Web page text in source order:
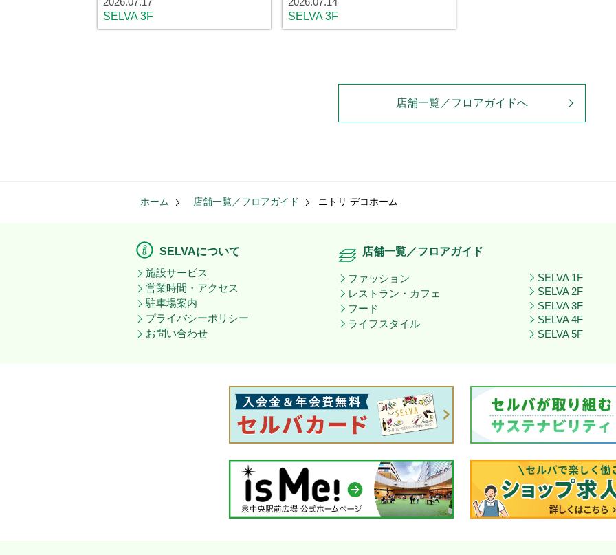
SELVA 3F SELVA 3F
店舗一覧／フロアガイドへ
ホーム 店舗一覧／フロアガイド ニトリ デコホーム
SELVAについて
施設サービス
営業時間・アクセス
駐車場案内
プライバシーポリシー
お問い合わせ
店舗一覧／フロアガイド
ファッション
レストラン・カフェ
フード
ライフスタイル
SELVA 1F
SELVA 2F
SELVA 3F
SELVA 4F
SELVA 5F